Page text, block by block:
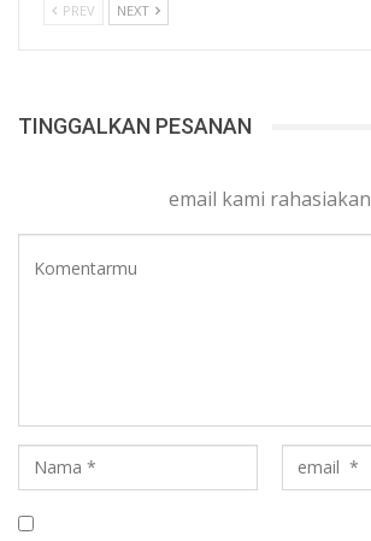
PREV NEXT
TINGGALKAN PESANAN
email kami rahasiakan